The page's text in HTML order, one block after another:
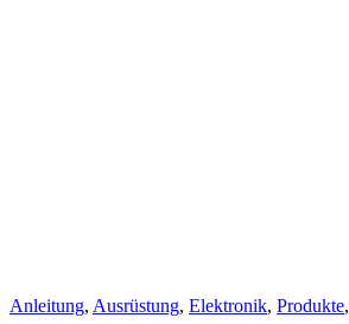
Cat
Anleitung, Ausrüstung, Elektronik, Produkte,